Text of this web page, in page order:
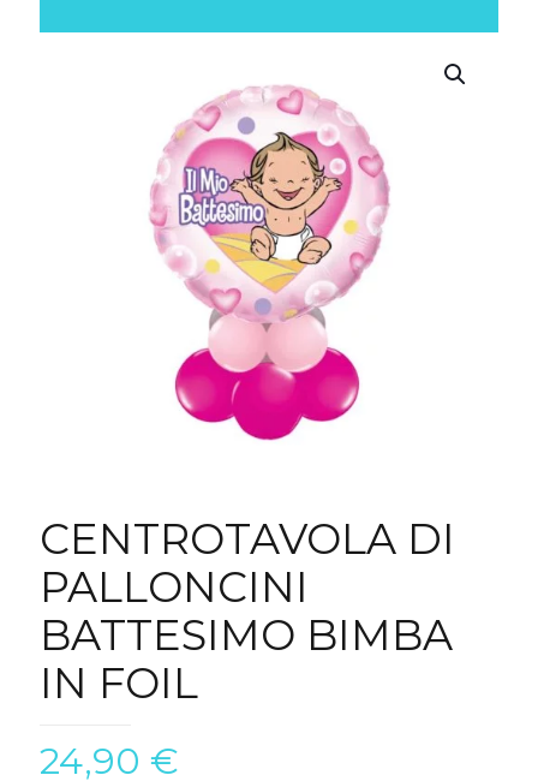
CENTROTAVOLA DI
PALLONCINI
BATTESIMO BIMBA
IN FOIL
24,90 €